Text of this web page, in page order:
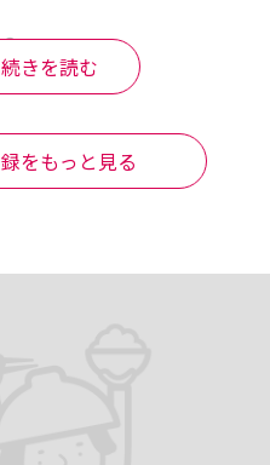
」
続きを読む
をもっと見る